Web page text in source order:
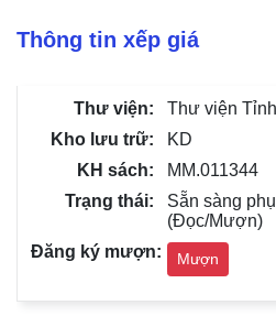
Thông tin xếp giá
Thư viện
KD
MM.011344
Sẵn sàng
(Đọc/Mượn)
Mượn